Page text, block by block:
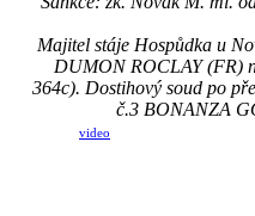
Majitel stáje Hospůdka u
DUMON ROCLAY (FR)
364c). Dostihový soud po
č.3 BONANZA
video